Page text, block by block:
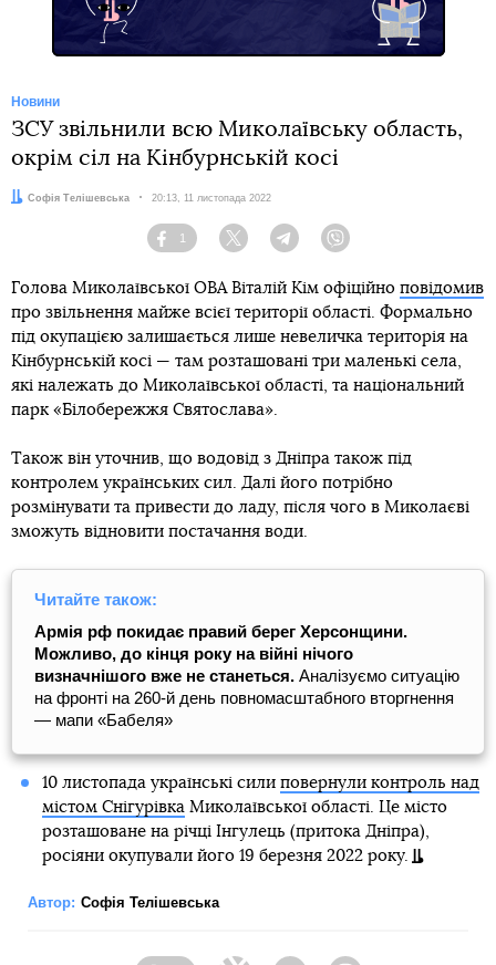
Новини
ЗСУ звільнили всю Миколаївську область,
окрім сіл на Кінбурнській косі
Автор:
Софія Телішевська Дата:
20:13, 11 листопада 2022
Facebook
1
Twitter TelegramViber
Голова Миколаївської ОВА Віталій Кім офіційно повідомив
про звільнення майже всієї території області. Формально
під окупацією залишається лише невеличка територія на
Кінбурнській косі — там розташовані три маленькі села,
які належать до Миколаївської області, та національний
парк «Білобережжя Святослава».
Також він уточнив, що водовід з Дніпра також під
контролем українських сил. Далі його потрібно
розмінувати та привести до ладу, після чого в Миколаєві
зможуть відновити постачання води.
Читайте також:
Армія рф покидає правий берег Херсонщини.
Можливо, до кінця року на війні нічого
визначнішого вже не станеться. Аналізуємо ситуацію
на фронті на 260-й день повномасштабного вторгнення
— мапи «Бабеля»
10 листопада українські сили повернули контроль над
містом Снігурівка Миколаївської області. Це місто
розташоване на річці Інгулець (притока Дніпра),
росіяни окупували його 19 березня 2022 року.
Автор: Софія Телішевська